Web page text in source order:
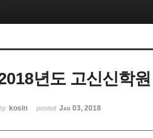
년도 고신신학
kosin posted Jan 03, 2018